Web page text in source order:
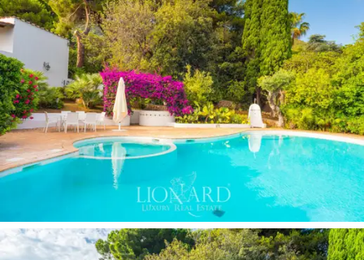
Diese Villa ist eine ideale Wahl für einen Aufenthalt in
Italien, ob auf Geschäfts- oder Urlaubsreise. In der Nähe
von San Felice Circeo, nur 70 km vom Flughafen Rom-
Ciampino entfernt, bietet es die Möglichkeit, die
bezaubernden umliegenden Orte in der schönen Region
Latium zu erkunden. Zu diesen Edelsteinen zählen
Terracina, Sperlonga, Ponza, Palmarola, Zannone, Gaeta
und Fossanova.